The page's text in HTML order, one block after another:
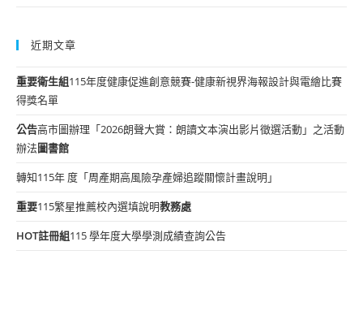
近期文章
重要衛生組115年度健康促進創意競賽-健康新視界海報設計與電繪比賽
得獎名單
公告高市圖辦理「2026朗聲大賞：朗讀文本演出影片徵選活動」之活動
辦法圖書館
轉知115年 度「周產期高風險孕產婦追蹤關懷計畫說明」
重要115繁星推薦校內選填說明教務處
HOT註冊組115 學年度大學學測成績查詢公告